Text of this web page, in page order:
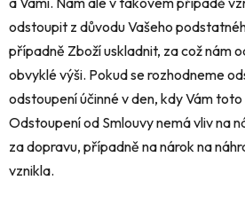
odstoupit z důvodu Vašeho
případně Zboží uskladnit, za což nám
obvyklé výši. Pokud se rozhodneme
odstoupení účinné v den, kdy Vám
Odstoupení od Smlouvy nemá vliv na
za dopravu, případně na nárok na
vznikla.